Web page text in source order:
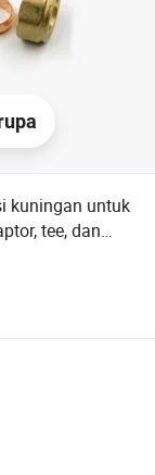
kuningan untuk
tee, dan